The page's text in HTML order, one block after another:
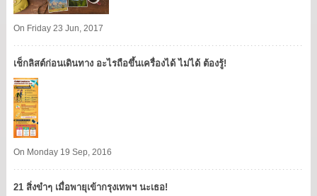
On Friday 23 Jun, 2017
เช็กลิสต์ก่อนเดินทาง อะไรถือขึ้นเครื่องได้ ไม่ได้ ต้องรู้!
On Monday 19 Sep, 2016
21 สิ่งขำๆ เมื่อพายุเข้ากรุงเทพฯ นะเธอ!